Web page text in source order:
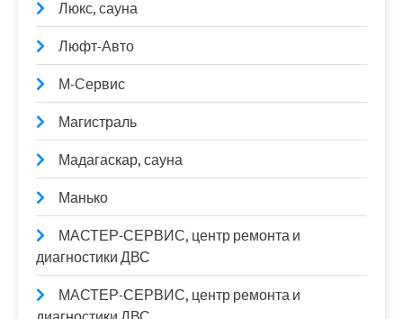
Люкс, сауна
Люфт-Авто
М-Сервис
Магистраль
Мадагаскар, сауна
Манько
МАСТЕР-СЕРВИС, центр ремонта и
диагностики ДВС
МАСТЕР-СЕРВИС, центр ремонта и